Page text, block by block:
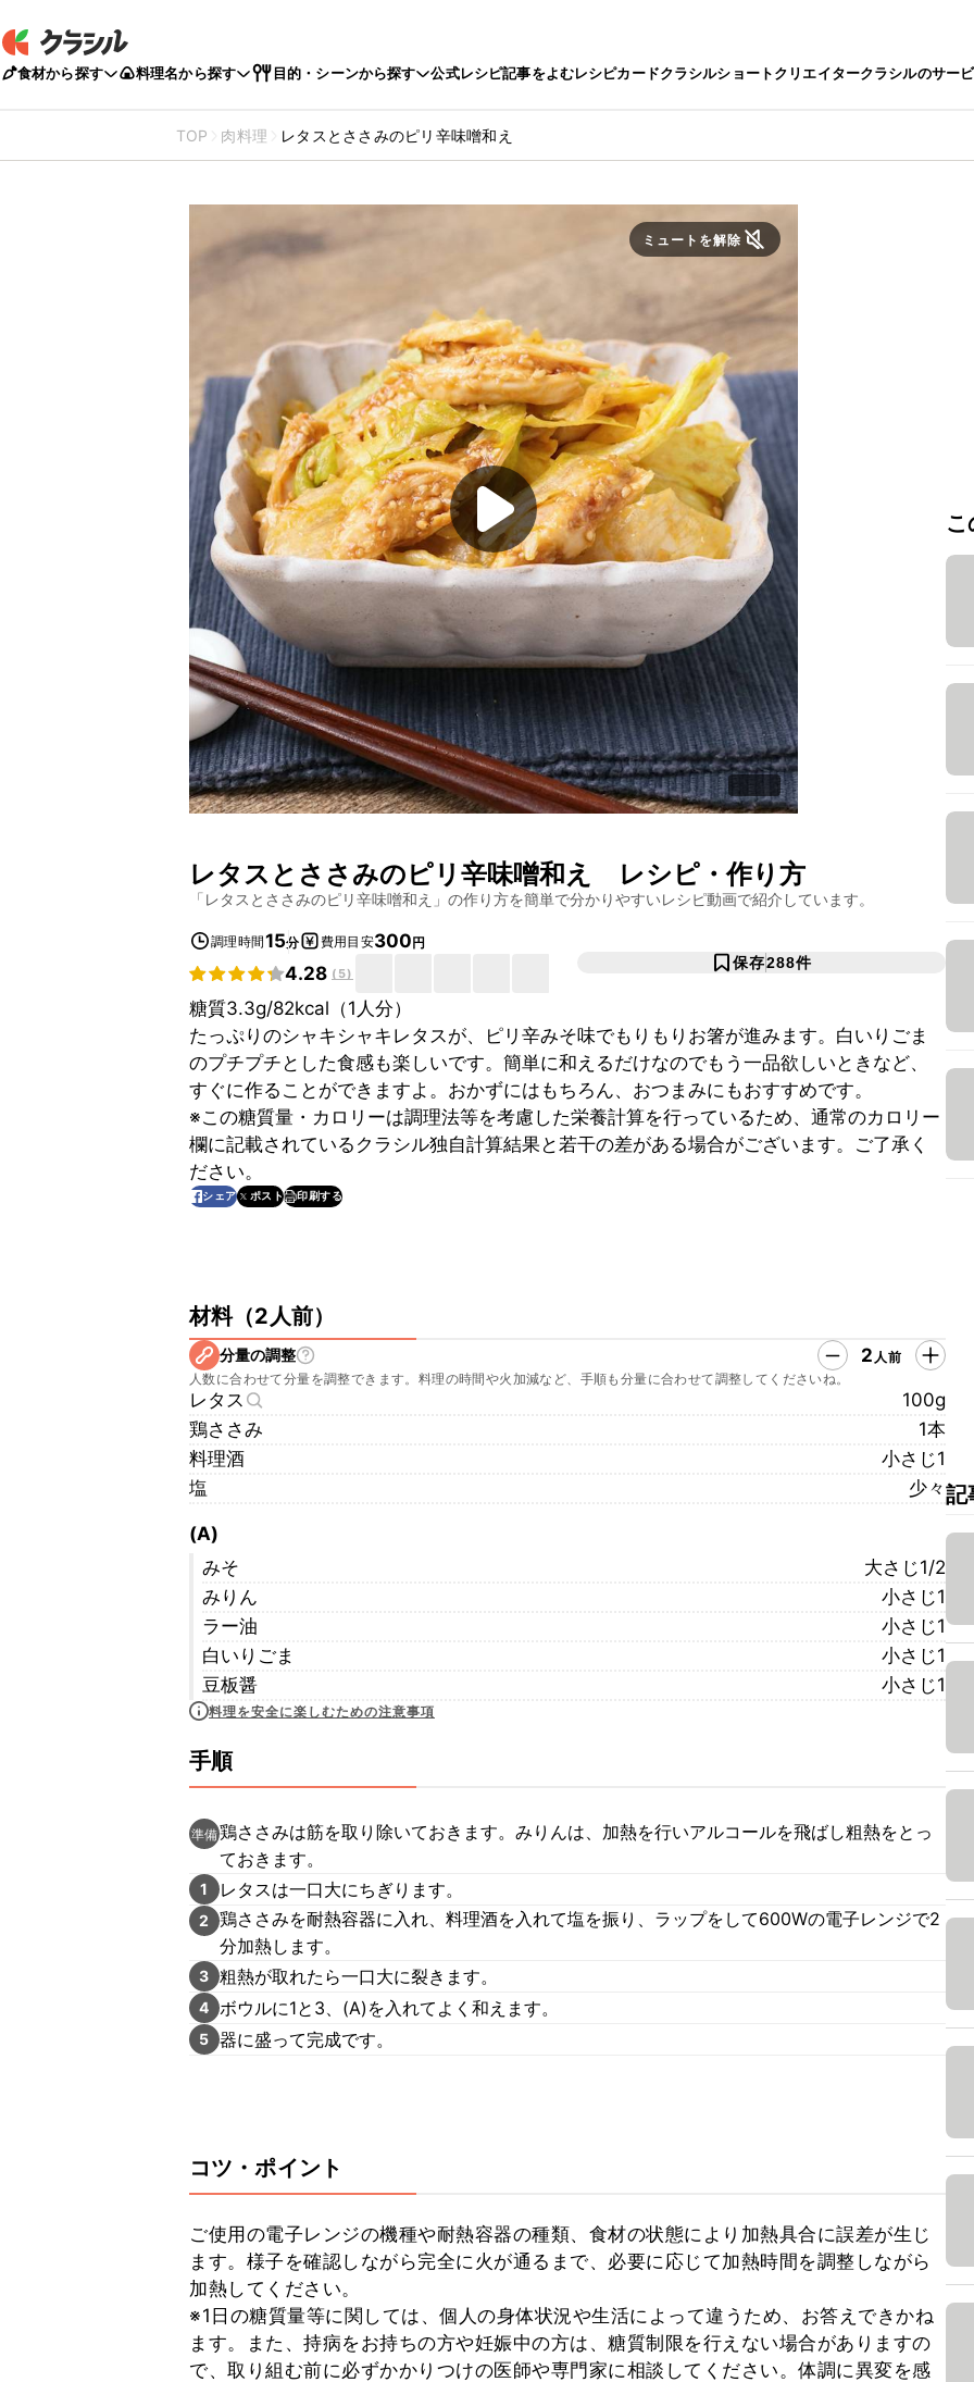
食材から探す 料理名から探す 目的・シーンから探す 公式レシピ記事をよむレシピカードクラシルショートクリエイタークラシルのサー
TOP 肉料理 レタスとささみのピリ辛味噌和え
ミュートを解除
レタスとささみのピリ辛味噌和え レシピ・作り方
「レタスとささみのピリ辛味噌和え 」の作り方を簡単で分かりやすいレシピ動画で紹介しています。
調理時間15分 費用目安300円
4.28 ( 5)
保存288件
糖質3.3g/82kcal（1人分）
たっぷりのシャキシャキレタスが、ピリ辛みそ味でもりもりお箸が進みます。白いりごま
のプチプチとした食感も楽しいです。簡単に和えるだけなのでもう一品欲しいときなど、
すぐに作ることができますよ。おかずにはもちろん、おつまみにもおすすめです。
※この糖質量・カロリーは調理法等を考慮した栄養計算を行っているため、通常のカロリー
欄に記載されているクラシル独自計算結果と若干の差がある場合がございます。ご了承く
ださい。
シェア ポスト 印刷する
材料（2人前）
分量の調整 2 人前
人数に合わせて分量を調整できます。料理の時間や火加減など、手順も分量に合わせて調整してくださいね。
レタス
100g
鶏ささみ
1本
料理酒
小さじ1
塩
少々
(A)
みそ
大さじ1/2
みりん
小さじ1
ラー油
小さじ1
白いりごま
小さじ1
豆板醤
小さじ1
料理を安全に楽しむための注意事項
手順
準備鶏ささみは筋を取り除いておきます。みりんは、加熱を行いアルコールを飛ばし粗熱をとっ
ておきます。
1 レタスは一口大にちぎります。
2
鶏ささみを耐熱容器に入れ、料理酒を入れて塩を振り、ラップをして600Wの電子レンジで2
分加熱します。
3 粗熱が取れたら一口大に裂きます。
4 ボウルに1と3、(A)を入れてよく和えます。
5 器に盛って完成です。
コツ・ポイント
ご使用の電子レンジの機種や耐熱容器の種類、食材の状態により加熱具合に誤差が生じ
ます。様子を確認しながら完全に火が通るまで、必要に応じて加熱時間を調整しながら
加熱してください。
※1日の糖質量等に関しては、個人の身体状況や生活によって違うため、お答えできかね
ます。また、持病をお持ちの方や妊娠中の方は、糖質制限を行えない場合がありますの
で、取り組む前に必ずかかりつけの医師や専門家に相談してください。体調に異変を感
記